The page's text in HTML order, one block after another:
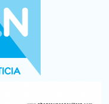
en dos décadas y ya
kioscos: el sector
y consumo
por el país, un 5,9%